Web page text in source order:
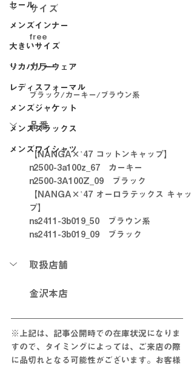
セール
メンズインナー
大きいサイズ
リカバリーウェア
レディスフォーマル
メンズジャケット
メンズスラックス
メンズワイシャツ
サイズ
free
カラー
ブラック/カーキー/ブラウン系
品番
【NANGA×‛47 コットンキャップ】
n2500-3a100z_67　カーキー
n2500-3A100Z_09　ブラック
【NANGA×‛47 オーロラテックス キャッ
プ】
ns2411-3b019_50　ブラウン系
ns2411-3b019_09　ブラック
取扱店舗
金沢本店
※上記は、記事公開時での在庫状況になりま
すので、タイミングによっては、ご来店の際
に品切れとなる可能性がございます。お客様